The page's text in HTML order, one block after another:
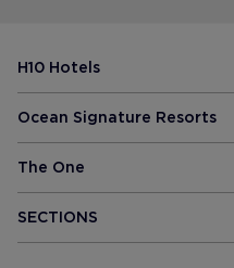
H10 Hotels
Ocean Signature Resorts
The One
SECTIONS